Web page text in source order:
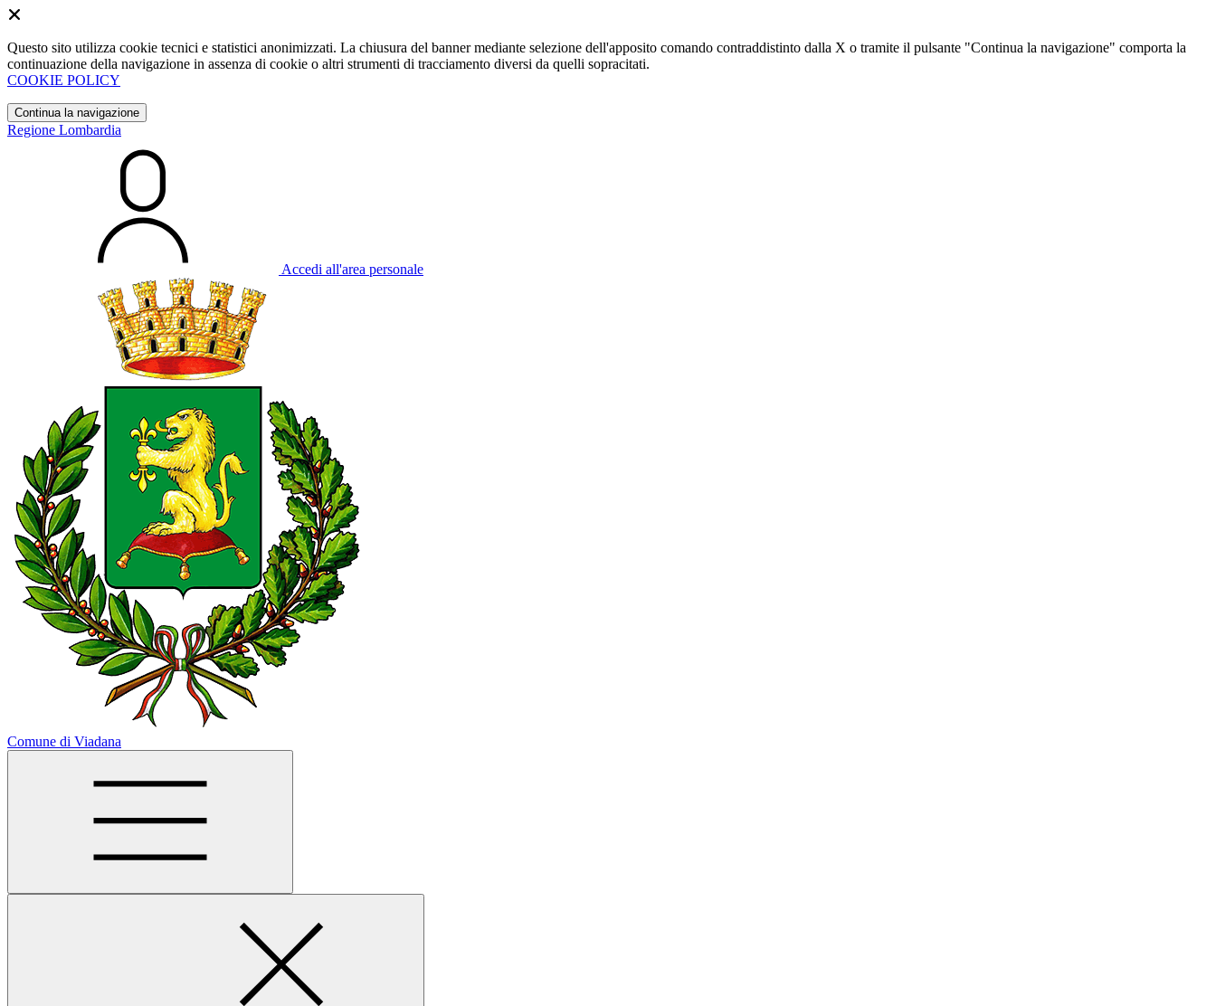
Questo sito utilizza cookie tecnici e statistici anonimizzati. La chiusura del banner mediante selezione dell'apposito comando contraddistinto dalla X o tramite il pulsante "Continua la navigazione" comporta la
continuazione della navigazione in assenza di cookie o altri strumenti di tracciamento diversi da quelli sopracitati.
COOKIE POLICY
Continua la navigazione
Regione Lombardia
Accedi all'area personale
Comune di Viadana